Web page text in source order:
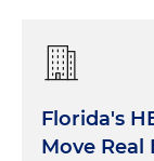
Florida's
Move